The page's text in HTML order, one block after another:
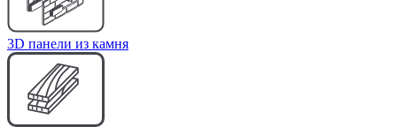
3D панели из камня